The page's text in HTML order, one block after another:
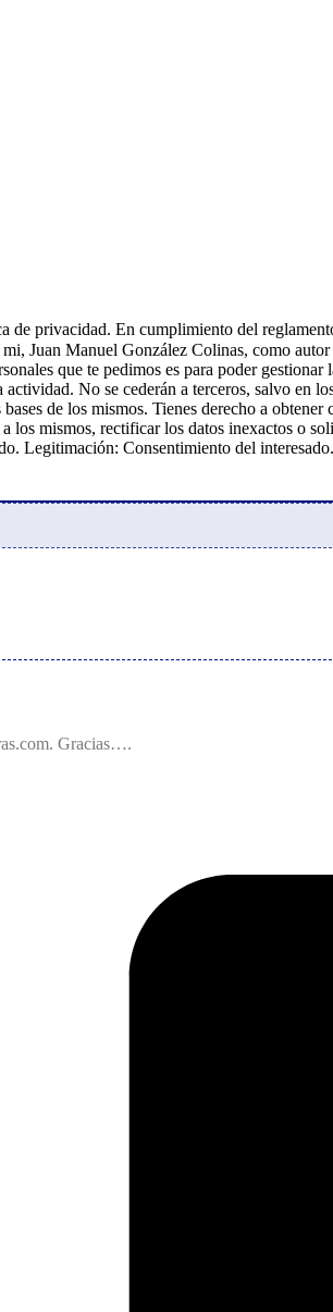
de privacidad. En cumplimiento del
Juan Manuel González Colinas, como
que te pedimos es para poder
No se cederán a terceros, salvo en
de los mismos. Tienes derecho a
los mismos, rectificar los datos inexactos o
Legitimación: Consentimiento del interesado.
Gracias….